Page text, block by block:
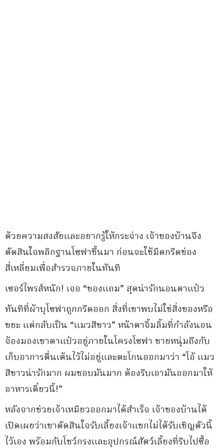
ด้วยความสงสัยและอยากรู้ให้กระจ่าง เจ้าของบ้านจึง
ตัดสินใจพลิกฐานโซฟาขึ้นมา ก่อนจะใช้มีดกรีดช่อง
สี่เหลี่ยมเพื่อสำรวจภายในทันที
เซอร์ไพรส์หนัก! เจอ “ของแถม” สุดน่ารักนอนตาแป๋ว
ทันทีที่ผ้าบุโซฟาถูกกรีดออก สิ่งที่เขาพบไม่ใช่สิ่งของหรือ
ขยะ แต่กลับเป็น “แมวสีขาว” หน้าตาจิ้มลิ้มที่กำลังนอน
จ้องมองเขาตาแป๋วอยู่ภายในโครงโซฟา ชายหนุ่มถึงกับ
เก็บอาการตื่นเต้นไว้ไม่อยู่และตะโกนออกมาว่า “โอ้ แมว
สีขาวน่ารักมาก ผมชอบมันมาก ต้องรีบเอามันออกมาให้
อาหารเดี๋ยวนี้!”
หลังจากช่วยเจ้าเหมียวออกมาได้สำเร็จ เจ้าของบ้านได้
เปิดเผยว่าเขาตัดสินใจรับเลี้ยงเจ้าแขกไม่ได้รับเชิญตัวนี้
ไว้เอง พร้อมกับโชว์กรงและอุปกรณ์สัตว์เลี้ยงที่รีบไปซื้อ